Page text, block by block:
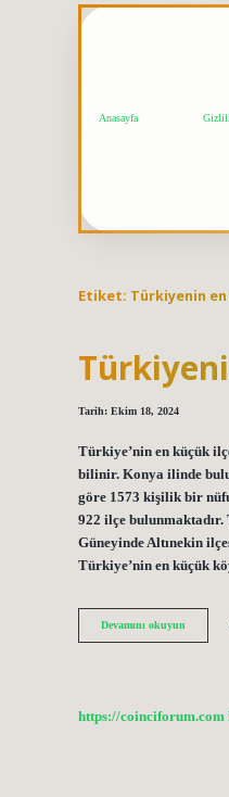
Anasayfa
Etiket: Türkiyenin
Tarih: Ekim 18, 2024
Türkiye’nin en küçük
bilinir. Konya ilinde
göre 1573 kişilik bir
922 ilçe
Güneyinde Altınekin
Türkiye’nin en küçük
Devamını okuyun
En
https://coinciforum.com